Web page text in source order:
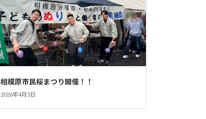
相模原市民桜まつり開催！！
2026年4月5日